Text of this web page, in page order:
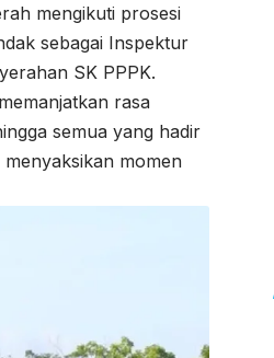
mengikuti prosesi
sebagai Inspektur
SK PPPK.
rasa
semua yang hadir
momen